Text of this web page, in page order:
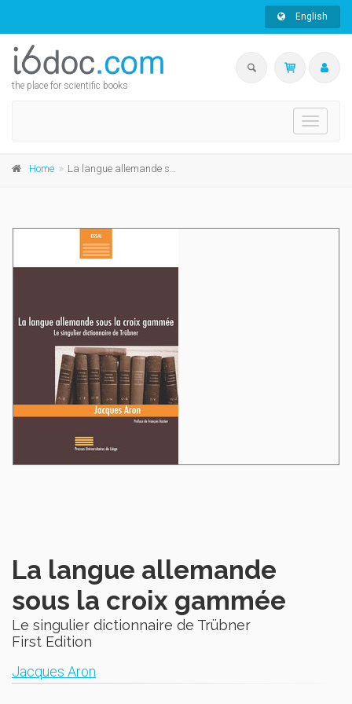
English
the place for scientific books
Toggle
Home La langue allemande sous la croix gammée
La langue allemande
sous la croix gammée
Le singulier dictionnaire de Trübner
First Edition
Jacques Aron